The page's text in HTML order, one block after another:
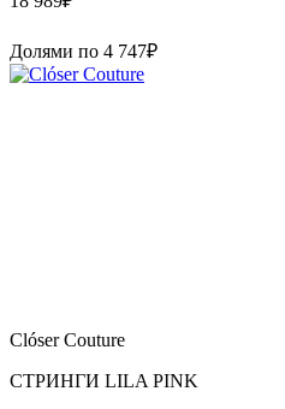
Долями по 4 747₽
Clóser Couture
СТРИНГИ LILA PINK